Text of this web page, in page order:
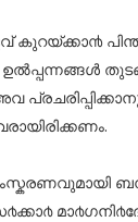
കുറയ്ക്കാ൯